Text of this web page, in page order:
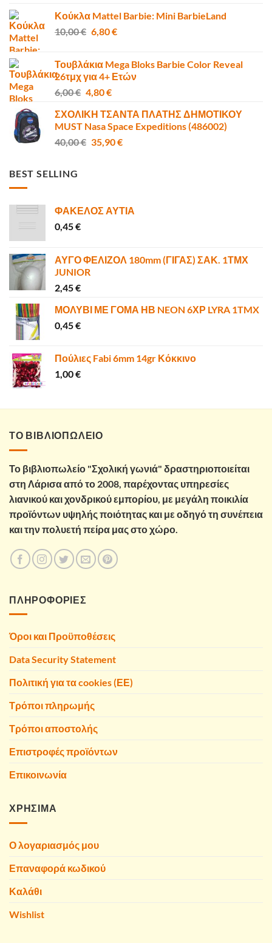
was:
50,00 €.
τιμή
Κούκλα Mattel Barbie: Mini BarbieLand
10,00€ Original
10,00 €.
6,80€Η
είναι:
6,80 €.
Τουβλάκια Mega Bloks Barbie Color Reveal
26τμχ για 4+ Ετών
6,00€ Original
was:
6,00 €.
4,80€Η
τιμή
είναι:
4,80 €.
ΣΧΟΛΙΚΗ ΤΣΑΝΤΑ ΠΛΑΤΗΣ ΔΗΜΟΤΙΚΟΥ
MUST Nasa Space Expeditions (486002)
40,00€ Original
35,90€Η
BEST SELLING
ΦΑΚΕΛΟΣ ΑΥΤΙΑ
0,45€
ΑΥΓΟ ΦΕΛΙΖΟΛ 180mm (ΓΙΓΑΣ) ΣΑΚ. 1ΤΜΧ
JUNIOR
2,45€
ΜΟΛΥΒΙ ΜΕ ΓΟΜΑ ΗΒ NEON 6ΧΡ LYRA 1TMX
0,45€
Πούλιες Fabi 6mm 14gr Κόκκινο
1,00€
ΤΟ ΒΙΒΛΙΟΠΩΛΕΙΟ
Το βιβλιοπωλείο "Σχολική γωνιά" δραστηριοποιείται
στη Λάρισα από το 2008, παρέχοντας υπηρεσίες
λιανικού και χονδρικού εμπορίου, με μεγάλη ποικιλία
προϊόντων υψηλής ποιότητας και με οδηγό τη συνέπεια
και την πολυετή πείρα μας στο χώρο.
ΠΛΗΡΟΦΟΡΙΕΣ
Όροι και Προϋποθέσεις
Data Security Statement
Πολιτική για τα cookies (ΕΕ)
Τρόποι πληρωμής
Τρόποι αποστολής
Επιστροφές προϊόντων
Επικοινωνία
ΧΡΗΣΙΜΑ
Ο λογαριασμός μου
Επαναφορά κωδικού
Καλάθι
Wishlist